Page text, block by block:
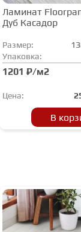
Ламинат
Дуб Касадор
Размер:
Упаковка:
1201 ₽/м2
Цена:
В